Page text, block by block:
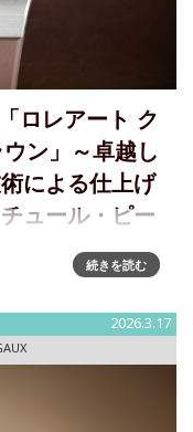
ロレアート ク
ン」～卓越し
による仕上げ
ュール・ピー
ので、前記事を削除
クロノグラフ ゴール
練された美意識の融
続きを読む
2026.3.17